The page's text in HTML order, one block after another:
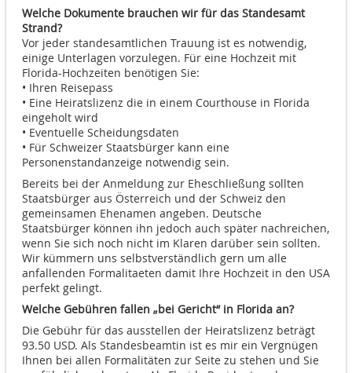
Welche Dokumente brauchen wir für das Standesamt
Strand?
Vor jeder standesamtlichen Trauung ist es notwendig,
einige Unterlagen vorzulegen. Für eine Hochzeit mit
Florida-Hochzeiten benötigen Sie:
• Ihren Reisepass
• Eine Heiratslizenz die in einem Courthouse in Florida
eingeholt wird
• Eventuelle Scheidungsdaten
• Für Schweizer Staatsbürger kann eine
Personenstandanzeige notwendig sein.
Bereits bei der Anmeldung zur Eheschließung sollten
Staatsbürger aus Österreich und der Schweiz den
gemeinsamen Ehenamen angeben. Deutsche
Staatsbürger können ihn jedoch auch später nachreichen,
wenn Sie sich noch nicht im Klaren darüber sein sollten.
Wir kümmern uns selbstverständlich gern um alle
anfallenden Formalitaeten damit Ihre Hochzeit in den USA
perfekt gelingt.
Welche Gebühren fallen „bei Gericht“ in Florida an?
Die Gebühr für das ausstellen der Heiratslizenz beträgt
93.50 USD. Als Standesbeamtin ist es mir ein Vergnügen
Ihnen bei allen Formalitäten zur Seite zu stehen und Sie